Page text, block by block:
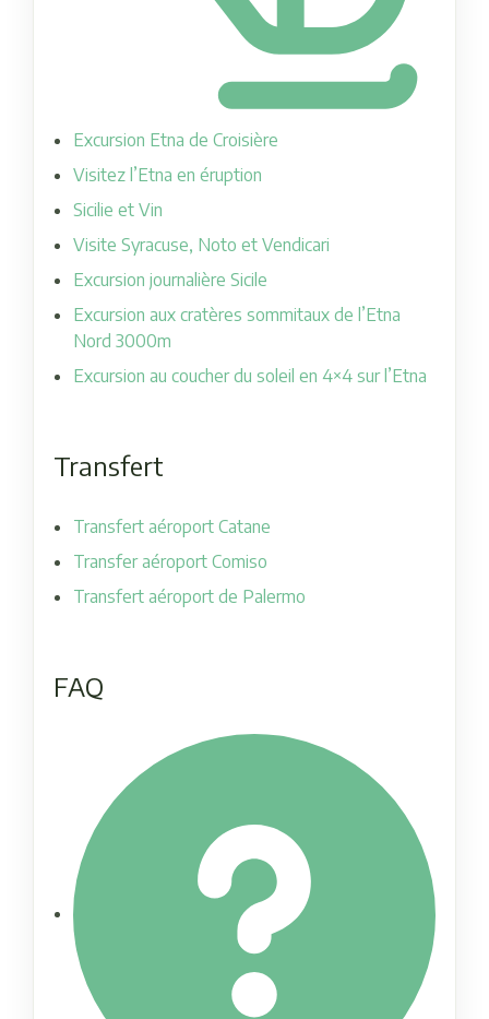
Excursion Etna de Croisière
Visitez l’Etna en éruption
Sicilie et Vin
Visite Syracuse, Noto et Vendicari
Excursion journalière Sicile
Excursion aux cratères sommitaux de l’Etna
Nord 3000m
Excursion au coucher du soleil en 4×4 sur l’Etna
Transfert
Transfert aéroport Catane
Transfer aéroport Comiso
Transfert aéroport de Palermo
FAQ